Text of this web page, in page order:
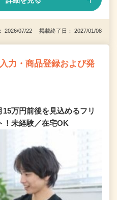
2026/07/22 掲載終了日： 2027/01/08
力・商品登録および発
15万円前後を見込めるフリ
！未経験／在宅OK